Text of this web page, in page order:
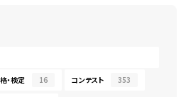
・検定 16 コンテスト 353